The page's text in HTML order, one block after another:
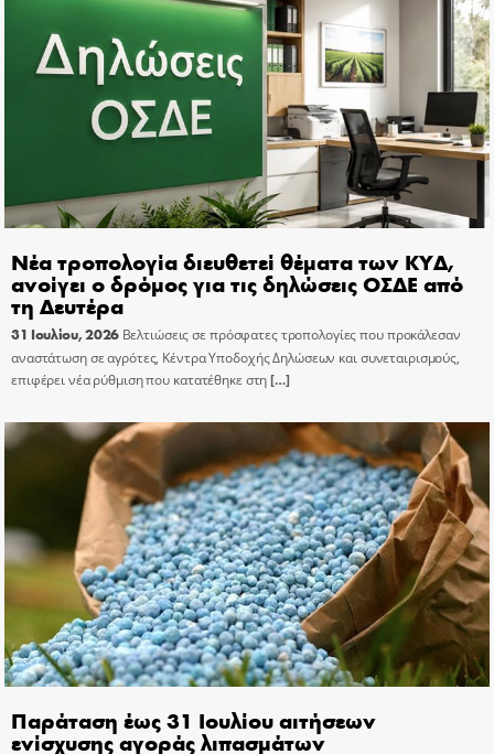
Νέα τροπολογία διευθετεί θέματα των ΚΥΔ,
ανοίγει ο δρόμος για τις δηλώσεις ΟΣΔΕ από
τη Δευτέρα
31 Ιουλίου, 2026 Βελτιώσεις σε πρόσφατες τροπολογίες που προκάλεσαν
αναστάτωση σε αγρότες, Κέντρα Υποδοχής Δηλώσεων και συνεταιρισμούς,
επιφέρει νέα ρύθμιση που κατατέθηκε στη[…]
Παράταση έως 31 Ιουλίου αιτήσεων
ενίσχυσης αγοράς λιπασμάτων